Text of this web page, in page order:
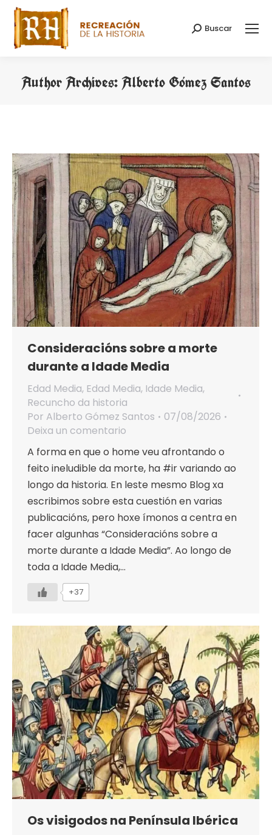
Search:
Buscar
Author Archives:Alberto Gómez Santos
Consideracións sobre a morte
durante a Idade Media
Edad Media, Edad Media, Idade Media,
Recuncho da historia
Por Alberto Gómez Santos
07/08/2026
Deixa un comentario
A forma en que o home veu afrontando o
feito ineludible da morte, ha #ir variando ao
longo da historia. En leste mesmo Blog xa
escribimos sobre esta cuestión en varias
publicacións, pero hoxe ímonos a centra en
facer algunhas “Consideracións sobre a
morte durante a Idade Media”. Ao longo de
toda a Idade Media,…
+37
Os visigodos na Península Ibérica